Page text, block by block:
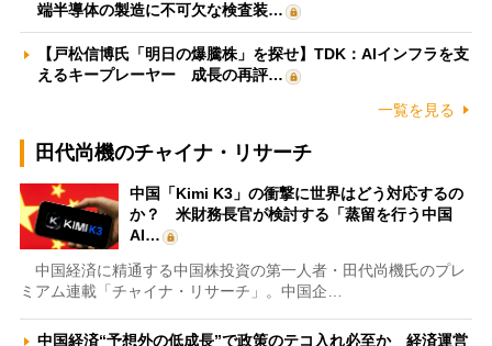
端半導体の製造に不可欠な検査装…
【戸松信博氏「明日の爆騰株」を探せ】TDK：AIインフラを支
えるキープレーヤー 成長の再評…
一覧を見る
田代尚機のチャイナ・リサーチ
中国「Kimi K3」の衝撃に世界はどう対応するの
か？ 米財務長官が検討する「蒸留を行う中国
AI…
中国経済に精通する中国株投資の第一人者・田代尚機氏のプレ
ミアム連載「チャイナ・リサーチ」。中国企…
中国経済“予想外の低成長”で政策のテコ入れ必至か 経済運営